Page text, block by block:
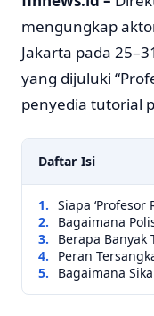
mengungkap
Jakarta pada
yang dijuluki
penyedia tutorial
Daftar Isi
Siapa ‘Profesor
Bagaimana
Berapa Banyak
Peran
Bagaimana